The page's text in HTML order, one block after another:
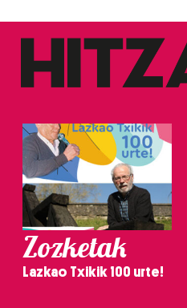
Zozketak
Lazkao Txikik 100 urte!